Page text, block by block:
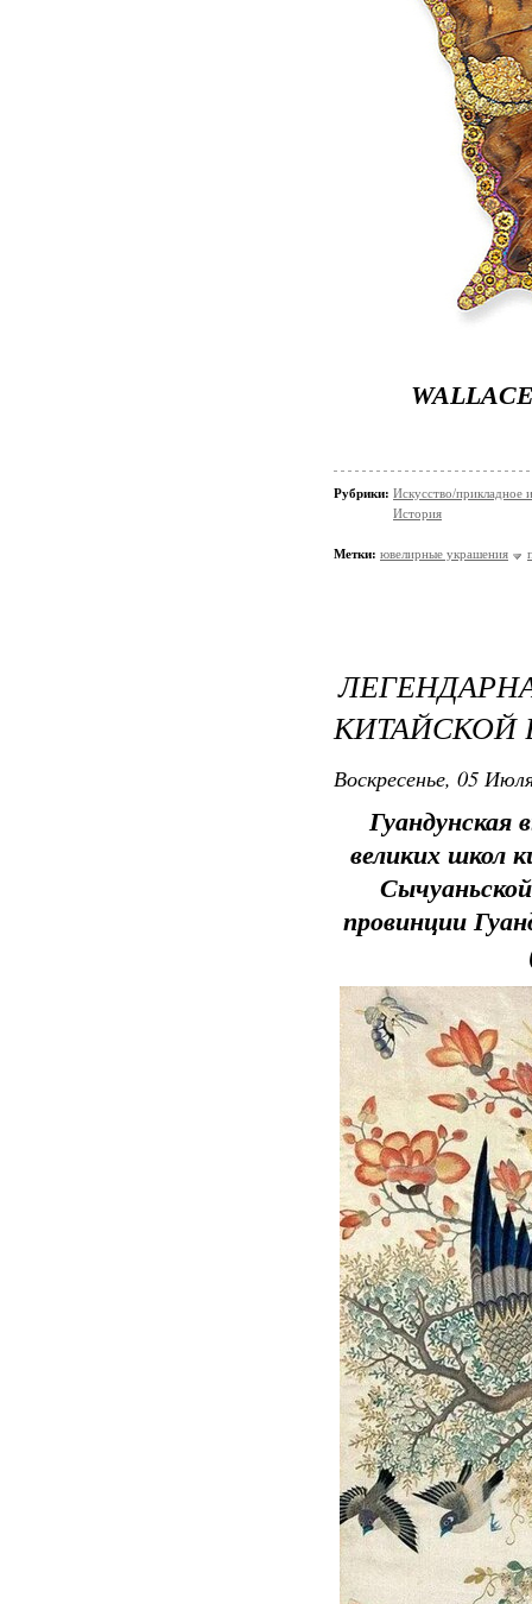
Рубрики: Искусство/прикладное
История
Метки: ювелирные украшения
Воскресенье, 05
великих школ
провинции